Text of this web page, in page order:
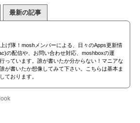
最新の記事
げ隊！moshメンバーによる、日々のApps更新情
の配信や、お問い合わせ対応、moshboxの運
っています。誰が書いたか分からない！マニアな
が書いたか想像してみて下さい。こちらは基本ま
ております。